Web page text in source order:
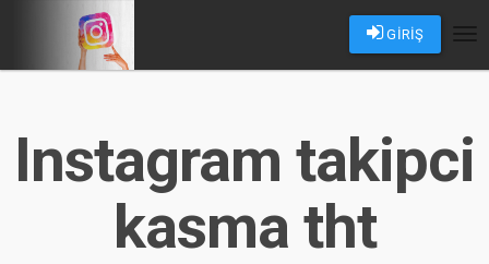
GİRİŞ
Instagram takipci
kasma tht